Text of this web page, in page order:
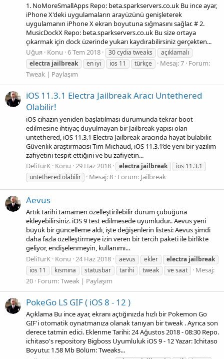
1. NoMoreSmallApps Repo: beta.sparkservers.co.uk Bu ince ayar,
iPhone X'deki uygulamaların arayüzünü genişleterek
uygulamanın iPhone X ekran boyutuna sığmasını sağlar. # 2.
MusicDockX Repo: beta.sparkservers.co.uk Bu size ortaya
çıkarmak için dock üzerinde yukarı kaydırabilirsiniz gerçekten...
Uğuя
Konu 6 Tem 2018 30 cydia tweaks
açıklamalı
electra jailbreak en iyi ios 11 türkçe Mesaj: 7 Forum:
Tweak | Paylaşım
iOS 11.3.1 Electra Jailbreak Aracı Untethered
Olabilir!
iOS cihazın yeniden başlatılması durumunda tekrar boot
edilmesine ihtiyaç duyulmayan bir Jailbreak yapısı olan
untethered, iOS 11.3.1 Electra Jailbreak aracında hayat bulabilir.
Güvenlik araştırmacısı Tim Michaud, iOS 11.3.1’de yeni bir yazılım
zafiyetini tespit ettiğini ve bu zafiyetin...
DeliTurK Konu 29 Haz 2018 electra jailbreak
ios 11.3.1
untethered olabilir
Mesaj: 8 Forum: Jailbreak
Aevus
Artık tarihi tamamen özelleştirilebilir durum çubuğuna
ekleyebilirsiniz. iOS 9 test edilmesede uyumludur.. Aevus yeni
büyük bir güncelleme aldı, işte değişenlerin listesi: Aevus şimdi
daha fazla özelleştirmeye izin veren bir tercih paketi ile birlikte
geliyor, endişelenmeyin, kullanımı...
DeliTurK Konu 24 Haz 2018 aevus ekler electra jailbreak
ios 11
kısmına statusbar tarihi tweak ve saat
Mesaj:
20 Forum:Tweak | Paylaşım
PokeGo LS GIF ( iOS 8 - 12 )
Açıklama Bu ince ayar, ekranı açtığınızda hızlı bir Pokemon Go
GIF'i otomatik oynatmanıza olanak tanıyan bir tweak . Ayrıca son
derece tatmin edici. Eklenme Tarihi: 24 Ağustos 2018 - 08:30 Repo.
ichitaso's repository Bigboss Uyumluluk iOS 9 - 12 Yazar: Ichitaso
Boyutu: 1.58 Mb Bölüm: Tweaks...